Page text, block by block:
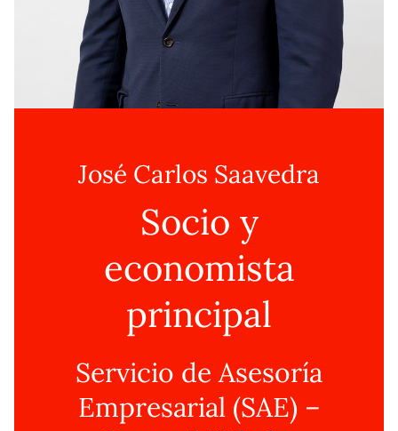
José Carlos Saavedra
Socio y
economista
principal
Servicio de Asesoría
Empresarial (SAE) –